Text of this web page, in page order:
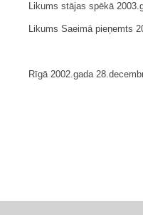
Likums stājas spēkā
Likums Saeimā pieņemts
Rīgā 2002.gada